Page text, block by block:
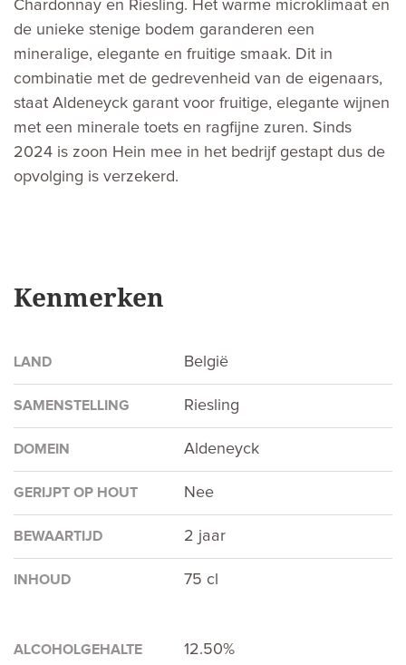
Chardonnay en Riesling. Het warme microklimaat en
de unieke stenige bodem garanderen een
mineralige, elegante en fruitige smaak. Dit in
combinatie met de gedrevenheid van de eigenaars,
staat Aldeneyck garant voor fruitige, elegante wijnen
met een minerale toets en ragfijne zuren. Sinds
2024 is zoon Hein mee in het bedrijf gestapt dus de
opvolging is verzekerd.
Kenmerken
LAND België
SAMENSTELLING Riesling
DOMEIN Aldeneyck
GERIJPT OP HOUT Nee
BEWAARTIJD 2 jaar
INHOUD 75 cl
ALCOHOLGEHALTE 12.50%